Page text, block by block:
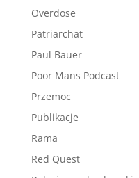
Overdose
Patriarchat
Paul Bauer
Poor Mans Podcast
Przemoc
Publikacje
Rama
Red Quest